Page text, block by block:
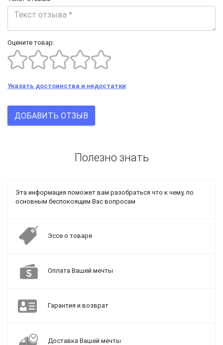
Оцените товар:
Указать достоинства и недостатки
ДОБАВИТЬ ОТЗЫВ
Полезно знать
Эта информация поможет вам разобраться что к чему, по
основным беспокоящим Вас вопросам
Эссе о товаре
Оплата Вашей мечты
Гарантия и возврат
Доставка Вашей мечты